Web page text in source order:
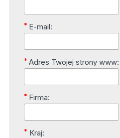
* E-mail:
* Adres Twojej strony www:
* Firma:
* Kraj: